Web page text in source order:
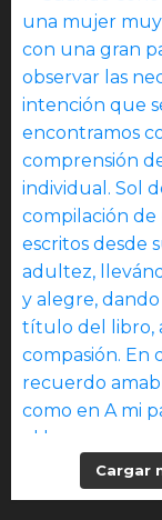
Cargar